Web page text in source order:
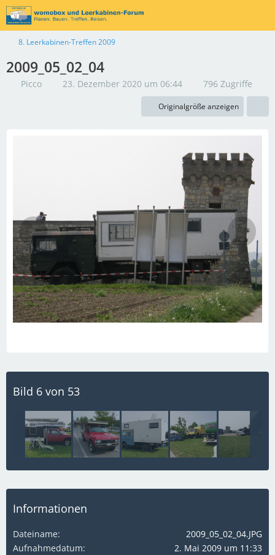
8. Leerkabinen-Treffen 2009
2009_05_02_04
Picco 23. Dezember 2020 um 06:44 796 Zugriffe
Originalgröße anzeigen
Bild 6 von 53
Informationen
Dateiname
2009_05_02_04.JPG
Aufnahmedatum
2. Mai 2009 um 11:33